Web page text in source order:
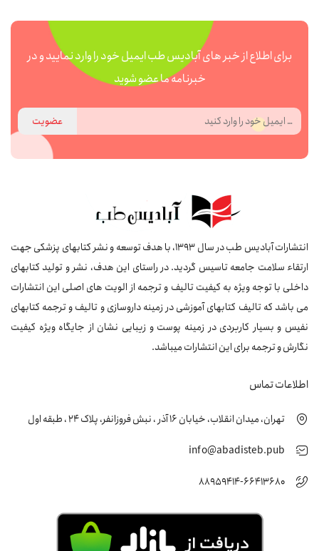
برای اطلاع از خبر های آبادیس طب ایمیل خود را وارد نمایید و در
خبرنامه ما عضو شوید
عضویت
انتشارات آبادیس طب در سال 1393، با هدف توسعه و نشر کتابهای پزشکی جهت
ارتقاء سلامت جامعه تاسیس گردید. در راستای این هدف، نشر و تولید کتابهای
داخلی با توجه ویژه به کیفیت تالیف و ترجمه از الویت های اصلی این انتشارات
می باشد که تالیف کتابهای آموزشی در زمینه داروسازی و تالیف و ترجمه کتابهای
نفیس و بسیار کاربردی در زمینه پوست و زیبایی نشان از جایگاه ویژه کیفیت
نگارش و ترجمه برای این انتشارات میباشد.
اطلاعات تماس
تهران، میدان انقلاب، خیابان 16 آذر ، نبش فروزانفر، پلاک 24 ، طبقه اول
info@abadisteb.pub
88959414-66413680